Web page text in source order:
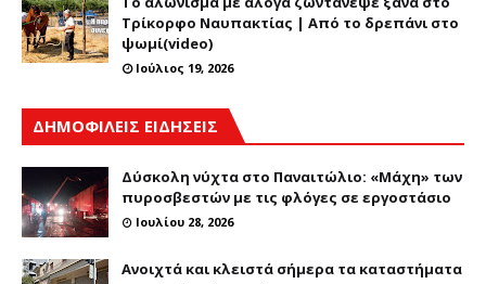
Τρίκορφο Ναυπακτίας | Από το δρεπάνι στο
ψωμί(video)
Ιούλιος 19, 2026
ΔΗΜΟΦΙΛΕΙΣ ΕΙΔΗΣΕΙΣ
Δύσκολη νύχτα στο Παναιτώλιο: «Μάχη» των
πυροσβεστών με τις φλόγες σε εργοστάσιο
Ιουλίου 28, 2026
Ανοιχτά και κλειστά σήμερα τα καταστήματα